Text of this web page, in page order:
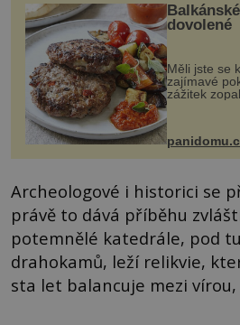
dovolené
Měli jste se
zajímavé
zážitek
snazšího.
Možná jste ji
bývalé
Archeologové i historici se
právě to dává příběhu
potemnělé katedrále, pod
drahokamů, leží relikvie,
sta let balancuje mezi vírou,